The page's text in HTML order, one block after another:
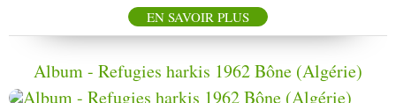
EN SAVOIR PLUS
Album - Refugies harkis 1962 Bône (Algérie)